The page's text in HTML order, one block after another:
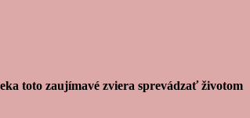
toto zaujímavé zviera sprevádzať životom